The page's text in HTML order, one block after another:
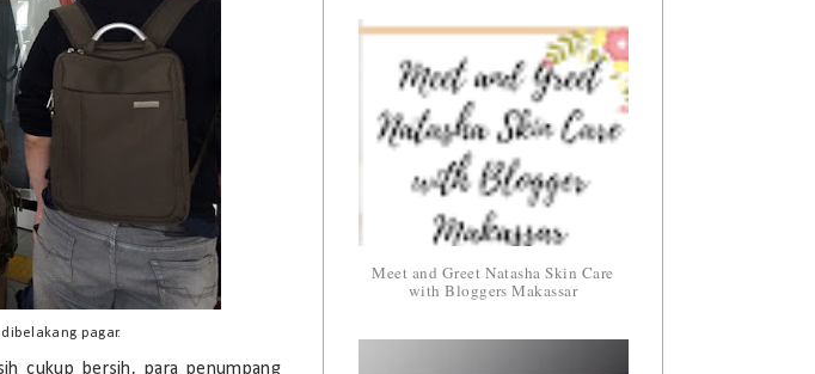
pagar.
cukup bersih, para penumpang
Meet and Greet Natasha Skin Care
with Bloggers Makassar